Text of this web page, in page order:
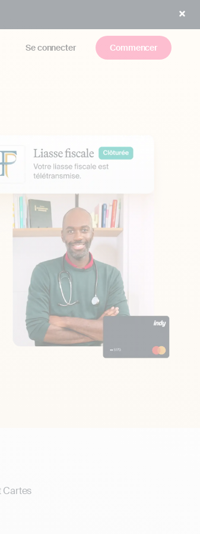
Se connecter Commencer
Cartes